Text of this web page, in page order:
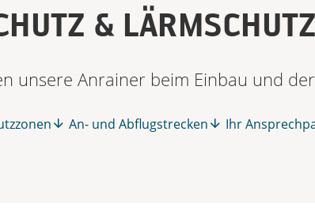
&
unsere Anrainer beim Einbau und
An- und Abflugstrecken Ihr